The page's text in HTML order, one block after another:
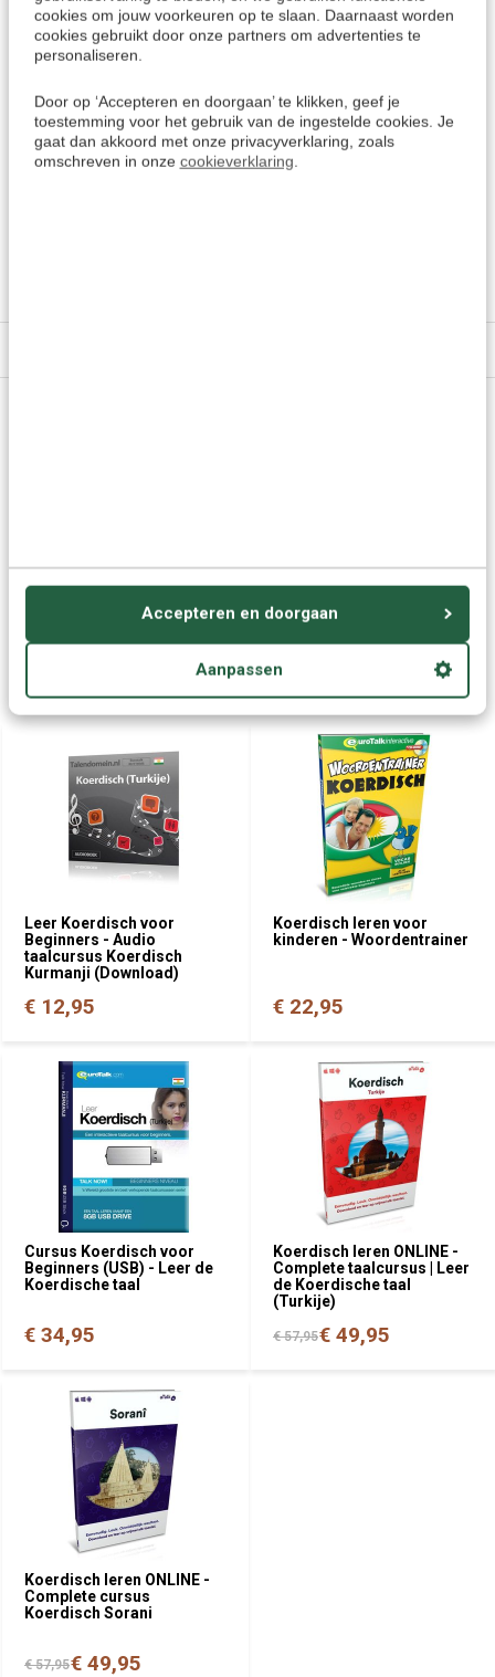
cookies om jouw voorkeuren op te slaan. Daarnaast worden
cookies gebruikt door onze partners om advertenties te
personaliseren.
Door op ‘Accepteren en doorgaan’ te klikken, geef je
toestemming voor het gebruik van de ingestelde cookies. Je
gaat dan akkoord met onze privacyverklaring, zoals
omschreven in onze cookieverklaring.
Accepteren en doorgaan
Aanpassen
Noordelijke Koerdische dialecten van het Midden-Oosten,
en wordt voornamelijk gesproken in Turkije,maar ook in
Iran, Irak en Syrië.
Een andere variant van de Koerdische taal is:Koerdisch
Sorani(Irak)
Offerte aanvragen
Wellicht ook interessant:
Leer Koerdisch voor
Beginners - Audio
taalcursus Koerdisch
Kurmanji (Download)
€ 12,95
Koerdisch leren voor
kinderen - Woordentrainer
€ 22,95
Cursus Koerdisch voor
Beginners (USB) - Leer de
Koerdische taal
€ 34,95
Koerdisch leren ONLINE -
Complete taalcursus | Leer
de Koerdische taal
(Turkije)
€ 57,95€ 49,95
Koerdisch leren ONLINE -
Complete cursus
Koerdisch Sorani
€ 57,95€ 49,95